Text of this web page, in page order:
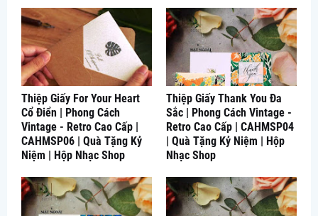
Thiệp Giấy For Your Heart
Cổ Điển | Phong Cách
Vintage - Retro Cao Cấp |
CAHMSP06 | Quà Tặng Kỷ
Niệm | Hộp Nhạc Shop
Thiệp Giấy Thank You Đa
Sắc | Phong Cách Vintage -
Retro Cao Cấp | CAHMSP04
| Quà Tặng Kỷ Niệm | Hộp
Nhạc Shop